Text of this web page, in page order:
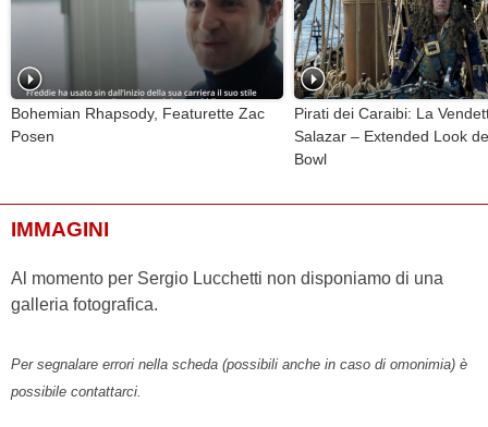
Bohemian Rhapsody, Featurette Zac
Posen
Pirati dei Caraibi: La
Salazar – Extended Look
Bowl
IMMAGINI
Al momento per Sergio Lucchetti non disponiamo di una
galleria fotografica.
Per segnalare errori nella scheda (possibili anche in caso di omonimia) è
possibile contattarci.